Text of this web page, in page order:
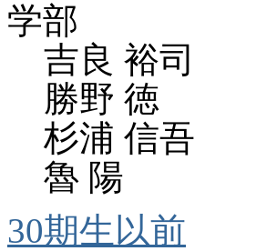
学部
吉良 裕司
勝野 徳
杉浦 信吾
魯 陽
30期生以前